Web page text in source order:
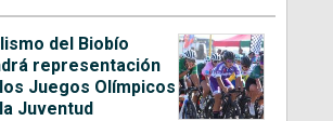
del Biobío
representación
Juegos Olímpicos
Juventud